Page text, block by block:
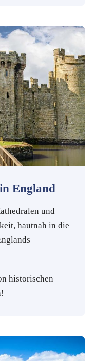
England
und
hautnah in die
historischen